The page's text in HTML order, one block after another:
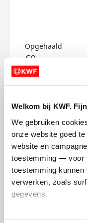
Welkom bij KWF.
We gebruiken
onze website goed
website en
toestemming — voor
toestemming kunnen
verwerken, zoals
gegevens.
Opgehaald
€0
Doneer